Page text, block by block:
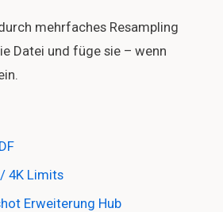
mehrfaches Resampling
Datei und füge sie – wenn
4K Limits
Erweiterung Hub